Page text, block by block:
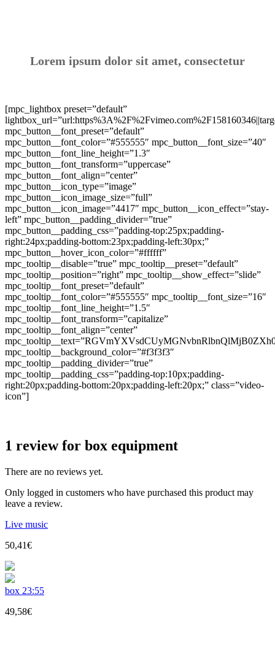
Lorem ipsum dolor sit amet, consectetur
[mpc_lightbox preset=”default”
mpc_button__font_preset=”default”
mpc_button__font_color=”#555555″ mpc_button__font_size=”40″
mpc_button__font_line_height=”1.3″
mpc_button__font_transform=”uppercase”
mpc_button__font_align=”center”
mpc_button__icon_type=”image”
mpc_button__icon_image_size=”full”
mpc_button__icon_image=”4417″ mpc_button__icon_effect=”stay-
left” mpc_button__padding_divider=”true”
mpc_button__padding_css=”padding-top:25px;padding-
right:24px;padding-bottom:23px;padding-left:30px;”
mpc_button__hover_icon_color=”#ffffff”
mpc_tooltip__disable=”true” mpc_tooltip__preset=”default”
mpc_tooltip__position=”right” mpc_tooltip__show_effect=”slide”
mpc_tooltip__font_preset=”default”
mpc_tooltip__font_color=”#555555″ mpc_tooltip__font_size=”16″
mpc_tooltip__font_line_height=”1.5″
mpc_tooltip__font_transform=”capitalize”
mpc_tooltip__font_align=”center”
mpc_tooltip__background_color=”#f3f3f3″
mpc_tooltip__padding_divider=”true”
mpc_tooltip__padding_css=”padding-top:10px;padding-
right:20px;padding-bottom:20px;padding-left:20px;” class=”video-
icon”]
1 review for box equipment
There are no reviews yet.
Only logged in customers who have purchased this product may
leave a review.
Live music
50,41€
box 23:55
49,58€